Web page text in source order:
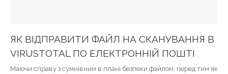
ЯК ВІДПРАВИТИ ФАЙЛ НА СКАНУВАННЯ В
VIRUSTOTAL ПО ЕЛЕКТРОННІЙ ПОШТІ
Маючи справу з сумнівним в плані безпеки файлом, перед тим як